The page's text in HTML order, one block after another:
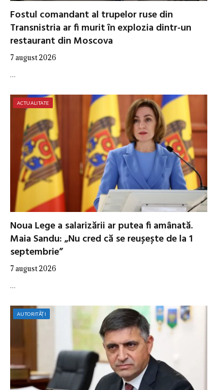
Fostul comandant al trupelor ruse din
Transnistria ar fi murit în explozia dintr-un
restaurant din Moscova
7 august 2026
…
ACTUALITATE
Noua Lege a salarizării ar putea fi amânată.
Maia Sandu: „Nu cred că se reușește de la 1
septembrie”
7 august 2026
…
AUTORITĂȚI